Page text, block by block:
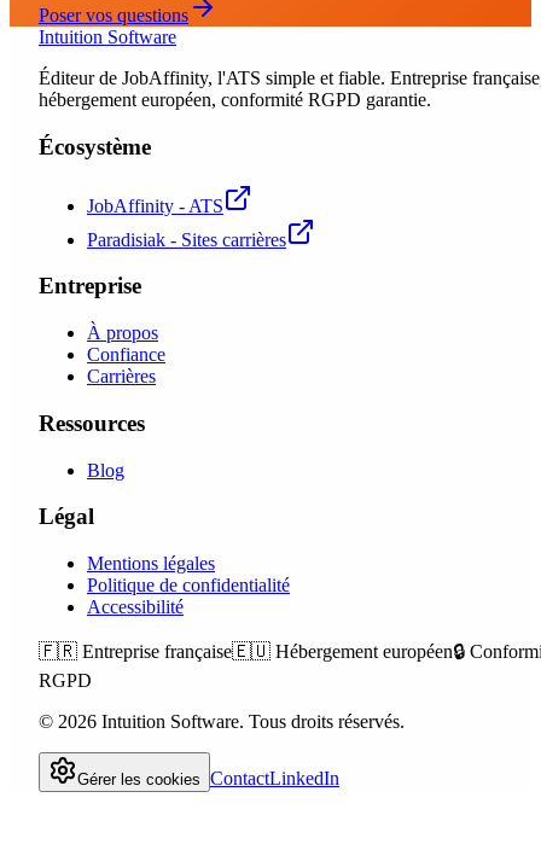
Poser vos questions
Intuition Software
Éditeur de JobAffinity, l'ATS simple et fiable. Entreprise
hébergement européen, conformité RGPD garantie.
Écosystème
JobAffinity - ATS
Paradisiak - Sites carrières
Entreprise
À propos
Confiance
Carrières
Ressources
Blog
Légal
Mentions légales
Politique de confidentialité
Accessibilité
🇫🇷 Entreprise française🇪🇺 Hébergement européen🔒
RGPD
© 2026 Intuition Software. Tous droits réservés.
Gérer les cookies ContactLinkedIn